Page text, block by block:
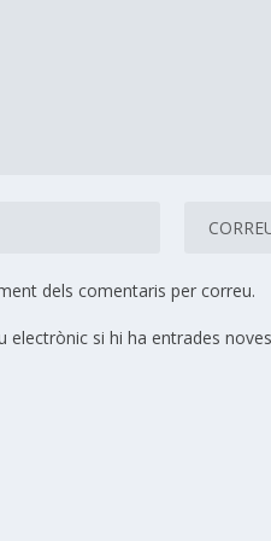
dels comentaris per correu.
electrònic si hi ha entrades